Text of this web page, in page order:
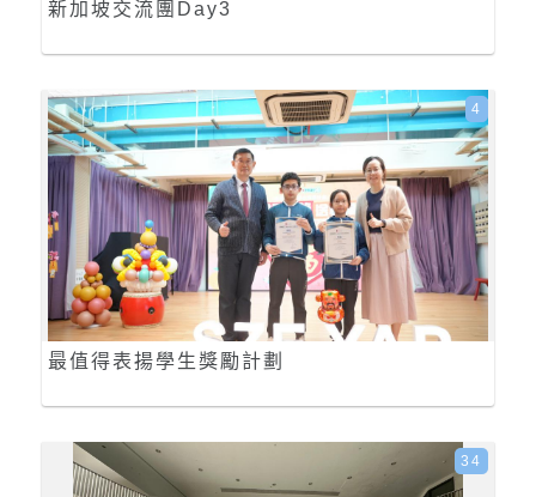
新加坡交流團Day3
最值得表揚學生獎勵計劃
4
34